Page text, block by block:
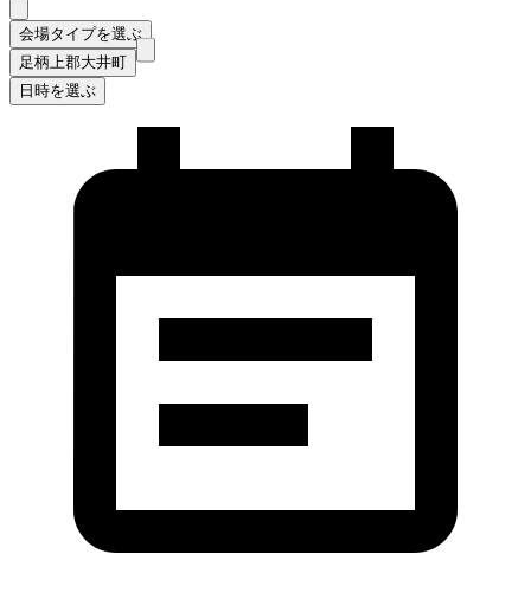
会場タイプを選ぶ
足柄上郡大井町
日時を選ぶ